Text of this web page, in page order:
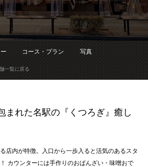
コース・プラン 写真
一覧に戻る
まれた名駅の『くつろぎ』癒し
店内が特徴。入口から一歩入ると活気のあるスタ
カウンターには手作りのおばんざい・味噌おで